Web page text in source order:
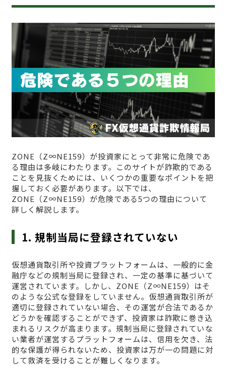
ZONE（Z∞NE159）が投資家にとって非常に危険であ
る理由は多岐にわたります。このサイトが詐欺的である
ことを見抜くためには、いくつかの重要なポイントを把
握しておく必要があります。以下では、
ZONE（Z∞NE159）が危険である5つの理由について
詳しく解説します。
1. 規制当局に登録されていない
仮想通貨取引所や投資プラットフォームは、一般的に金
融庁などの規制当局に登録され、一定の基準に基づいて
運営されています。しかし、ZONE（Z∞NE159）はそ
のような公式な登録をしていません。仮想通貨取引所が
適切に登録されていない場合、その運営が合法であるか
どうかを確認することができず、投資家は詐欺に巻き込
まれるリスクが高まります。規制当局に登録されていな
い業者が運営するプラットフォームは、信用を欠き、法
的な保護が得られないため、投資家は万が一の問題に対
して救済を受けることが難しくなります。